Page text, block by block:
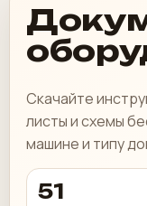
Скачайте
листы и схемы
машине и типу
51